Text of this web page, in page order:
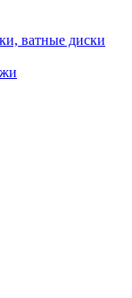
ватные диски